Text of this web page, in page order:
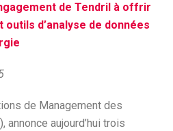
de Tendril à offrir
d’analyse de données
de Management des
annonce aujourd’hui trois